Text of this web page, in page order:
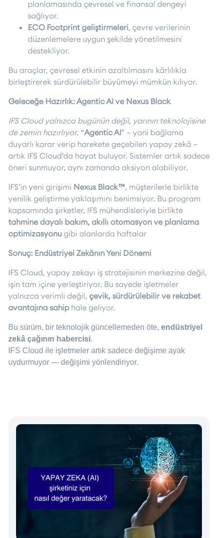
planlamasında çevresel ve finansal dengeyi
sağlıyor.
ECO Footprint geliştirmeleri, çevre verilerinin
düzenlemelere uygun şekilde yönetilmesini
destekliyor.
Bu araçlar, çevresel etkinin azaltılmasını kârlılıkla
birleştirerek sürdürülebilir büyümeyi mümkün kılıyor.
Geleceğe Hazırlık: Agentic AI ve Nexus Black
IFS Cloud yalnızca bugünün değil, yarının teknolojisine
de zemin hazırlıyor. “Agentic AI” – yani bağlama
duyarlı karar verip harekete geçebilen yapay zekâ –
artık IFS Cloud’da hayat buluyor. Sistemler artık sadece
öneri sunmuyor, aynı zamanda aksiyon alabiliyor.
IFS’in yeni girişimi Nexus Black™, müşterilerle birlikte
yenilik geliştirme yaklaşımını benimsiyor. Bu program
kapsamında şirketler, IFS mühendisleriyle birlikte
tahmine dayalı bakım, akıllı otomasyon ve planlama
optimizasyonu gibi alanlarda haftalar
Sonuç: Endüstriyel Zekânın Yeni Dönemi
IFS Cloud, yapay zekayı iş stratejisinin merkezine değil,
işin tam içine yerleştiriyor. Bu sayede işletmeler
yalnızca verimli değil, çevik, sürdürülebilir ve rekabet
avantajına sahip hale geliyor.
Bu sürüm, bir teknolojik güncellemeden öte, endüstriyel
zekâ çağının habercisi.
IFS Cloud ile işletmeler artık sadece değişime ayak
uydurmuyor — değişimi yönlendiriyor.